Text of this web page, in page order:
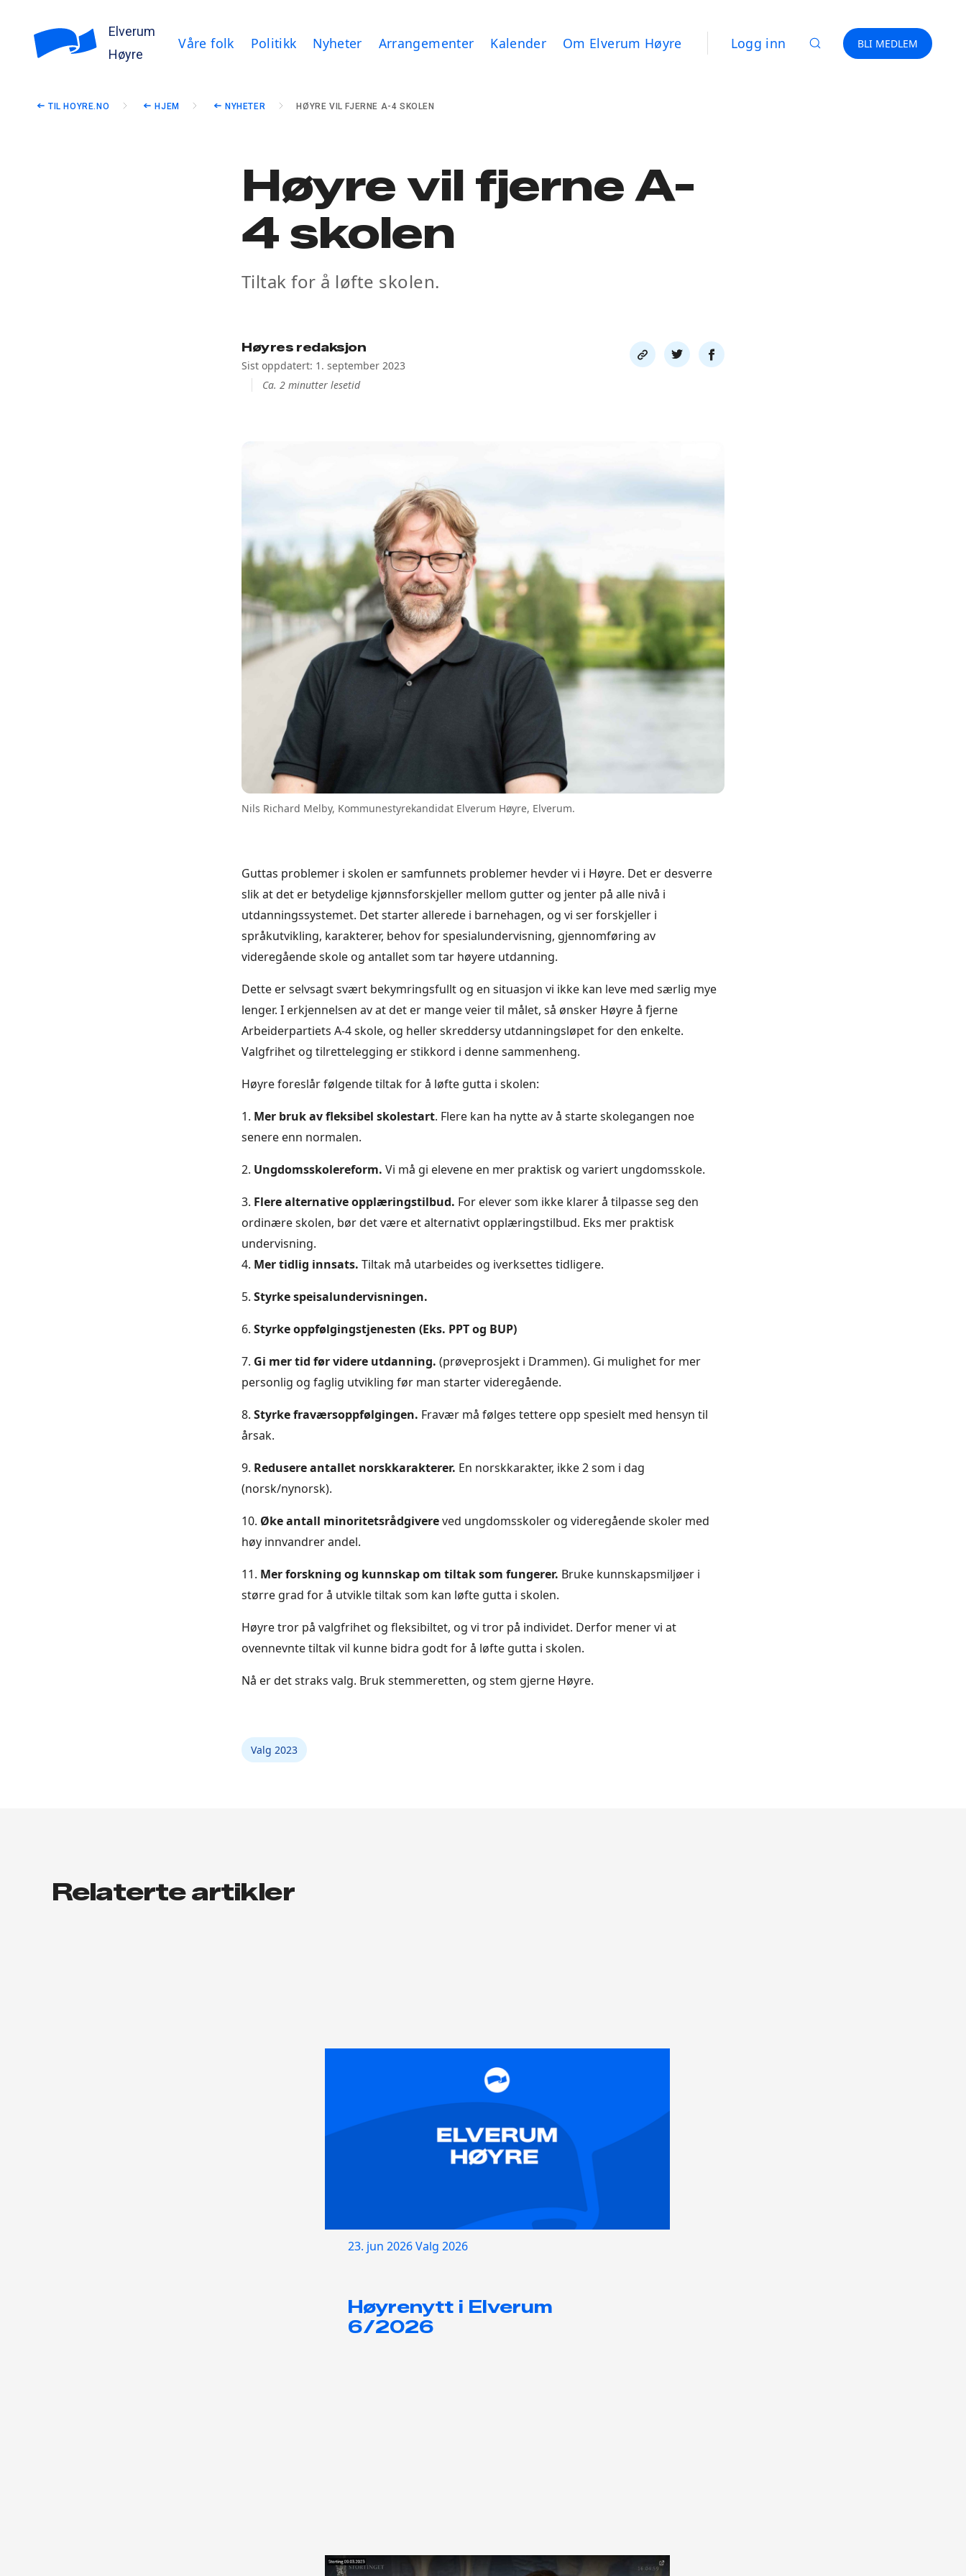
Elverum
Høyre
Våre folk Politikk Nyheter Arrangementer Kalender Om Elverum Høyre Logg inn BLI MEDLEM
TIL HOYRE.NO HJEM NYHETER HØYRE VIL FJERNE A-4 SKOLEN
Høyre vil fjerne A-
4 skolen
Tiltak for å løfte skolen.
Høyres redaksjon
Sist oppdatert: 1. september 2023
Ca. 2 minutter lesetid
Del
link
Del
på
Del
på
Nils Richard Melby, Kommunestyrekandidat Elverum Høyre, Elverum.
Guttas problemer i skolen er samfunnets problemer hevder vi i Høyre. Det er desverre
slik at det er betydelige kjønnsforskjeller mellom gutter og jenter på alle nivå i
utdanningssystemet. Det starter allerede i barnehagen, og vi ser forskjeller i
språkutvikling, karakterer, behov for spesialundervisning, gjennomføring av
videregående skole og antallet som tar høyere utdanning.
Dette er selvsagt svært bekymringsfullt og en situasjon vi ikke kan leve med særlig mye
lenger. I erkjennelsen av at det er mange veier til målet, så ønsker Høyre å fjerne
Arbeiderpartiets A-4 skole, og heller skreddersy utdanningsløpet for den enkelte.
Valgfrihet og tilrettelegging er stikkord i denne sammenheng.
Høyre foreslår følgende tiltak for å løfte gutta i skolen:
1. Mer bruk av fleksibel skolestart. Flere kan ha nytte av å starte skolegangen noe
senere enn normalen.
2. Ungdomsskolereform. Vi må gi elevene en mer praktisk og variert ungdomsskole.
3. Flere alternative opplæringstilbud. For elever som ikke klarer å tilpasse seg den
ordinære skolen, bør det være et alternativt opplæringstilbud. Eks mer praktisk
undervisning.
4. Mer tidlig innsats. Tiltak må utarbeides og iverksettes tidligere.
5. Styrke speisalundervisningen.
6. Styrke oppfølgingstjenesten (Eks. PPT og BUP)
7. Gi mer tid før videre utdanning. (prøveprosjekt i Drammen). Gi mulighet for mer
personlig og faglig utvikling før man starter videregående.
8. Styrke fraværsoppfølgingen. Fravær må følges tettere opp spesielt med hensyn til
årsak.
9. Redusere antallet norskkarakterer. En norskkarakter, ikke 2 som i dag
(norsk/nynorsk).
10. Øke antall minoritetsrådgivereved ungdomsskoler og videregående skoler med
høy innvandrer andel.
11. Mer forskning og kunnskap om tiltak som fungerer. Bruke kunnskapsmiljøer i
større grad for å utvikle tiltak som kan løfte gutta i skolen.
Høyre tror på valgfrihet og fleksibiltet, og vi tror på individet. Derfor mener vi at
ovennevnte tiltak vil kunne bidra godt for å løfte gutta i skolen.
Nå er det straks valg. Bruk stemmeretten, og stem gjerne Høyre.
Valg 2023
Relaterte artikler
23. jun 2026Valg 2026
Høyrenytt i Elverum
6/2026